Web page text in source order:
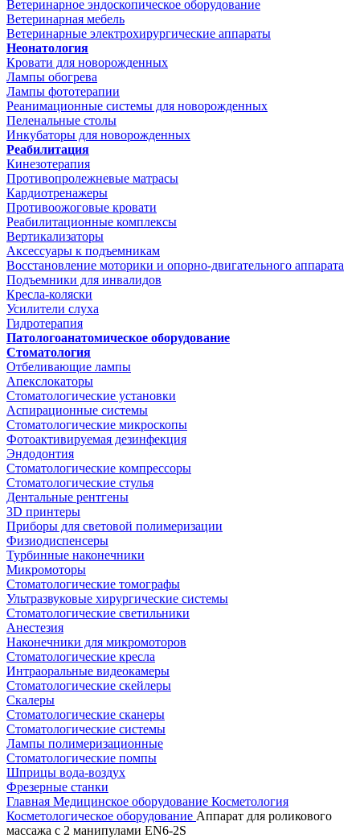
Ветеринарное эндоскопическое оборудование
Ветеринарная мебель
Ветеринарные электрохирургические аппараты
Неонатология
Кровати для новорожденных
Лампы обогрева
Лампы фототерапии
Реанимационные системы для новорожденных
Пеленальные столы
Инкубаторы для новорожденных
Реабилитация
Кинезотерапия
Противопролежневые матрасы
Кардиотренажеры
Противоожоговые кровати
Реабилитационные комплексы
Вертикализаторы
Аксессуары к подъемникам
Восстановление моторики и опорно-двигательного аппарата
Подъемники для инвалидов
Кресла-коляски
Усилители слуха
Гидротерапия
Патологоанатомическое оборудование
Стоматология
Отбеливающие лампы
Апекслокаторы
Стоматологические установки
Аспирационные системы
Стоматологические микроскопы
Фотоактивируемая дезинфекция
Эндодонтия
Стоматологические компрессоры
Стоматологические стулья
Дентальные рентгены
3D принтеры
Приборы для световой полимеризации
Физиодиспенсеры
Турбинные наконечники
Микромоторы
Стоматологические томографы
Ультразвуковые хирургические системы
Стоматологические светильники
Анестезия
Наконечники для микромоторов
Стоматологические кресла
Интраоральные видеокамеры
Стоматологические скейлеры
Скалеры
Стоматологические сканеры
Стоматологические системы
Лампы полимеризационные
Стоматологические помпы
Шприцы вода-воздух
Фрезерные станки
Главная Медицинское оборудование Косметология
Косметологическое оборудование Аппарат для роликового
массажа с 2 манипулами EN6-2S